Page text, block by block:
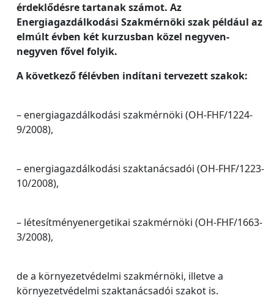
érdeklődésre tartanak számot. Az
Energiagazdálkodási Szakmérnöki szak például az
elmúlt évben két kurzusban közel negyven-
negyven fővel folyik.
A következő félévben indítani tervezett szakok:
– energiagazdálkodási szakmérnöki (OH-FHF/1224-
9/2008),
– energiagazdálkodási szaktanácsadói (OH-FHF/1223-
10/2008),
– létesítményenergetikai szakmérnöki (OH-FHF/1663-
3/2008),
de a környezetvédelmi szakmérnöki, illetve a
környezetvédelmi szaktanácsadói szakot is.